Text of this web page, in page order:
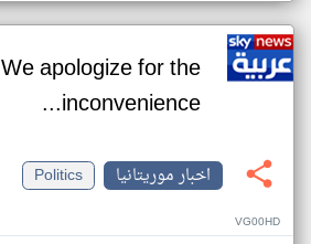
We apologize for the
inconvenience...
اخبار موريتانيا
Politics
VG00HD